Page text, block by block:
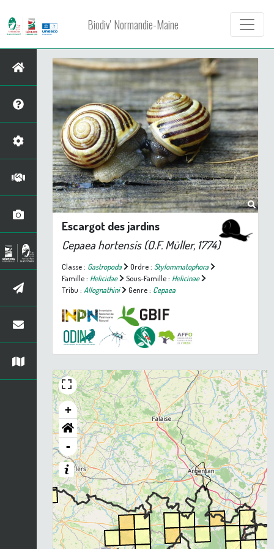
Biodiv' Normandie-Maine
Escargot des jardins
Cepaea hortensis(O.F. Müller, 1774)
Classe : Gastropoda Ordre : Stylommatophora
Famille : Helicidae Sous-Famille : Helicinae
Tribu : Allognathini Genre : Cepaea
+
-